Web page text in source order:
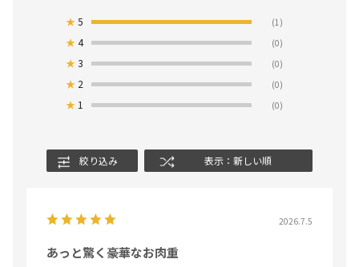
★5 (1)
★4 (0)
★3 (0)
★ 2 (0)
★ 1 (0)
絞り込み 表示：新しい順
2026.7.5
あっと驚く豪華なお肉重